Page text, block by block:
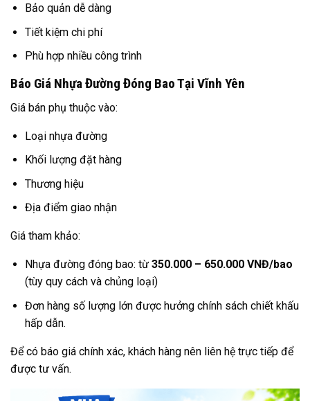
Bảo quản dễ dàng
Tiết kiệm chi phí
Phù hợp nhiều công trình
Báo Giá Nhựa Đường Đóng Bao Tại Vĩnh Yên
Giá bán phụ thuộc vào:
Loại nhựa đường
Khối lượng đặt hàng
Thương hiệu
Địa điểm giao nhận
Giá tham khảo:
Nhựa đường đóng bao: từ 350.000 – 650.000 VNĐ/bao
(tùy quy cách và chủng loại)
Đơn hàng số lượng lớn được hưởng chính sách chiết khấu
hấp dẫn.
Để có báo giá chính xác, khách hàng nên liên hệ trực tiếp để
được tư vấn.